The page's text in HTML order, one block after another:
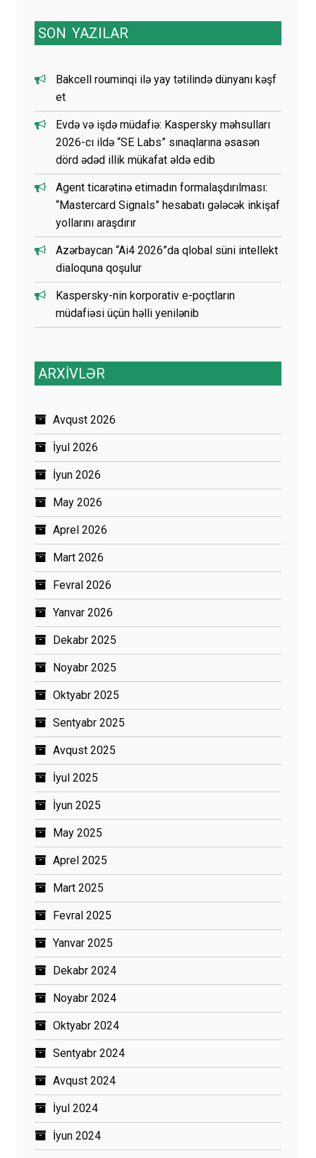
SON YAZILAR
Bakcell rouminqi ilə yay tətilində dünyanı kəşf
et
Evdə və işdə müdafiə: Kaspersky məhsulları
2026-cı ildə “SE Labs” sınaqlarına əsasən
dörd ədəd illik mükafat əldə edib
Agent ticarətinə etimadın formalaşdırılması:
“Mastercard Signals” hesabatı gələcək inkişaf
yollarını araşdırır
Azərbaycan “Ai4 2026”da qlobal süni intellekt
dialoquna qoşulur
Kaspersky-nin korporativ e-poçtların
müdafiəsi üçün həlli yenilənib
ARXİVLƏR
Avqust 2026
İyul 2026
İyun 2026
May 2026
Aprel 2026
Mart 2026
Fevral 2026
Yanvar 2026
Dekabr 2025
Noyabr 2025
Oktyabr 2025
Sentyabr 2025
Avqust 2025
İyul 2025
İyun 2025
May 2025
Aprel 2025
Mart 2025
Fevral 2025
Yanvar 2025
Dekabr 2024
Noyabr 2024
Oktyabr 2024
Sentyabr 2024
Avqust 2024
İyul 2024
İyun 2024